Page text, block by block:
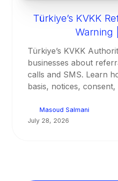
Türkiye’s KVKK
Warning
Türkiye’s KVKK
businesses about
calls and SMS. Learn
basis, notices,
Masoud Salmani
July 28, 2026